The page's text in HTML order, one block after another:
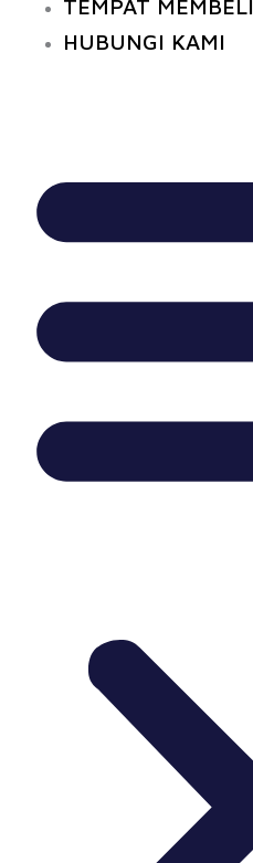
TEMPAT MEMBELI
HUBUNGI KAMI